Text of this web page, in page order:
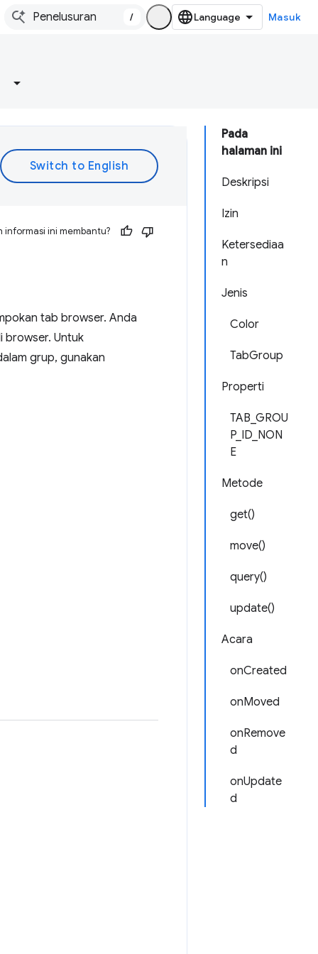
/ Masuk
Pada
halaman ini
Deskripsi
Izin
Ketersediaa
n
Jenis
Color
TabGroup
Properti
TAB_GROU
P_ID_NON
E
Metode
get()
move()
query()
update()
Acara
onCreated
onMoved
onRemove
d
onUpdate
d
informasi ini membantu?
tab browser. Anda
browser. Untuk
grup, gunakan